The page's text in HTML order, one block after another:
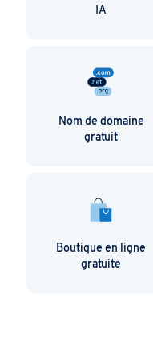
IA
Nom de domaine
gratuit
Boutique en ligne
gratuite